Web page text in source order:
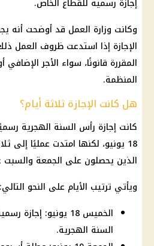
وكانت وزارة العمل قد أوضحت أنه
الإجازة إذا استدعت ظروف العمل
المقررة قانونًا، سواء الأجر
المنظمة.
هل كانت الإجازة ثلاثة أيام؟
كانت إجازة رأس السنة الهجرية
18 يونيو، لكنها امتدت عمليًا إلى
الذين يحصلون على الجمعة
ويأتي ترتيب الأيام على النحو التالي:
الخميس 18 يونيو:
السنة الهجرية.